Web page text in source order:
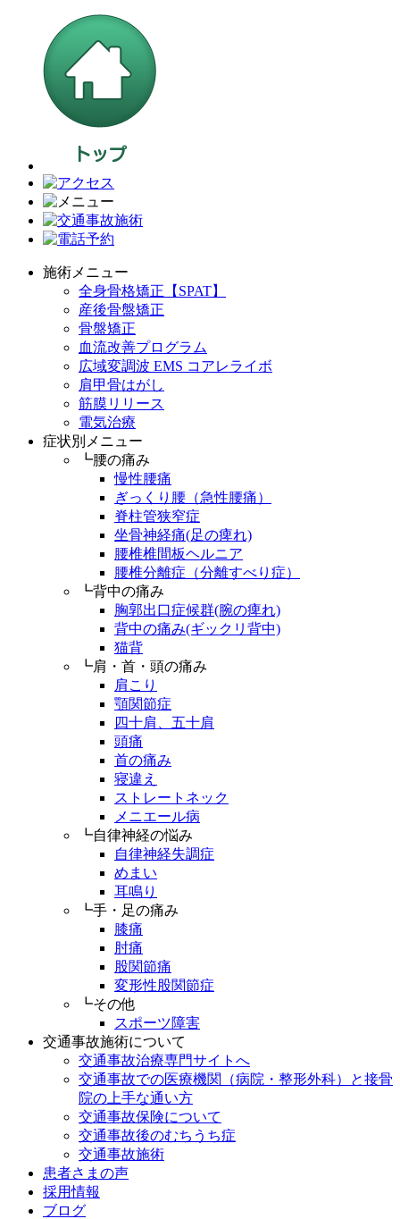
施術メニュー
全身骨格矯正【SPAT】
産後骨盤矯正
骨盤矯正
血流改善プログラム
広域変調波 EMS コアレライボ
肩甲骨はがし
筋膜リリース
電気治療
症状別メニュー
┗腰の痛み
慢性腰痛
ぎっくり腰（急性腰痛）
脊柱管狭窄症
坐骨神経痛(足の痺れ)
腰椎椎間板ヘルニア
腰椎分離症（分離すべり症）
┗背中の痛み
胸郭出口症候群(腕の痺れ)
背中の痛み(ギックリ背中)
猫背
┗肩・首・頭の痛み
肩こり
顎関節症
四十肩、五十肩
頭痛
首の痛み
寝違え
ストレートネック
メニエール病
┗自律神経の悩み
自律神経失調症
めまい
耳鳴り
┗手・足の痛み
膝痛
肘痛
股関節痛
変形性股関節症
┗その他
スポーツ障害
交通事故施術について
交通事故治療専門サイトへ
交通事故での医療機関（病院・整形外科）と接骨
院の上手な通い方
交通事故保険について
交通事故後のむちうち症
交通事故施術
患者さまの声
採用情報
ブログ